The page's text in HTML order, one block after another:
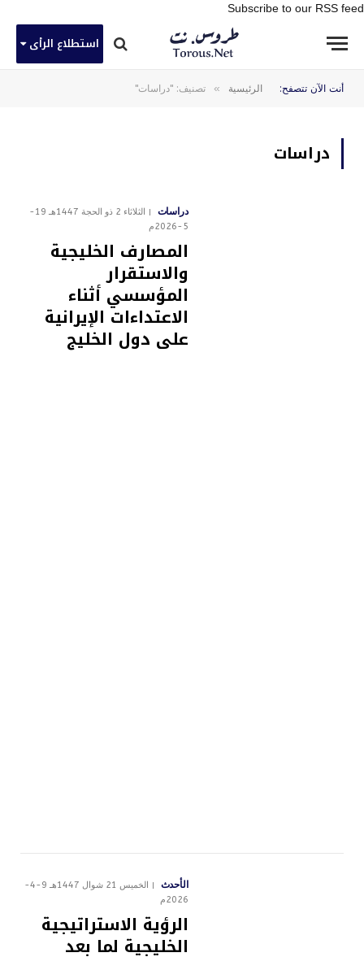
Subscribe to our RSS feed
استطلاع الرأى
أنت الآن تتصفح: الرئيسية » تصنيف: "دراسات"
دراسات
دراسات
الثلاثاء 2 ذو الحجة 1447هـ 19-
5-2026م
المصارف الخليجية
والاستقرار
المؤسسي أثناء
الاعتداءات الإيرانية
على دول الخليج
الأحدث
الخميس 21 شوال 1447هـ 9-4-
2026م
الرؤية الاستراتيجية
الخليجية لما بعد